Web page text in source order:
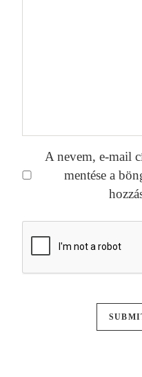
A nevem, e-mail
mentése a